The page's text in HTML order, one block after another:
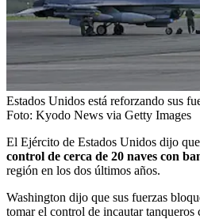
Estados Unidos está reforzando sus
Foto: Kyodo News via Getty Images
El Ejército de Estados Unidos dijo que
control de cerca de 20 naves con
región en los dos últimos años.
Washington dijo que sus fuerzas
tomar el control de incautar tanqueros